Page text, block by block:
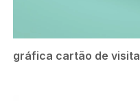
gráfica cartão de visita